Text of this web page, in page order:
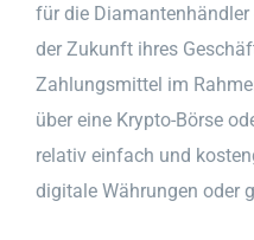
für die Diamantenhändler
der Zukunft ihres
Zahlungsmittel im
über eine Krypto-Börse
relativ einfach und
digitale Währungen oder